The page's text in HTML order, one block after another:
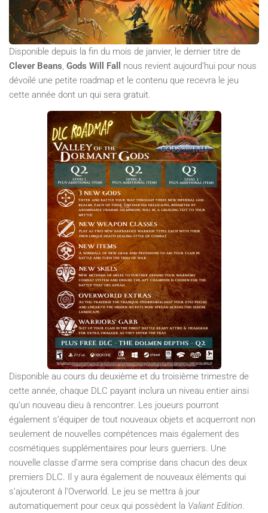
Disponible depuis la fin du mois de janvier, le dernier titre de
Clever Beans, Gods Will Fall
nous revient aujourd’hui pour nous
dévoilé une petite roadmap et le contenu que recevra le jeu
cette année dont un qui sera gratuit.
Disponible au cours du deuxième et du troisième trimestre de
cette année, chaque DLC payant inclura un niveau entier ainsi
qu’un nouveau dieu à rencontrer. Les joueurs pourront
également s’équiper de tout nouveaux objets et acquerront non
seulement de nouvelles compétences mais également des
cosmétiques supplémentaires pour leurs guerriers. Une
nouvelle classe d’arme sera comprise dans chacun des deux
premiers DLC. Il y aura également de nouveaux éléments qui
s’ajouteront à l’Overworld. Le jeu se mettra à jour
automatiquement pour ceux qui possèdent la Valiant Edition.